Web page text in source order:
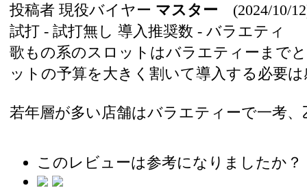
投稿者 現役バイヤー マスター (2024/10/
試打 - 試打無し 導入推奨数 - バラエティ
歌もの系のスロットはバラエティーまで
ットの予算を大きく割いて導入する必要
若年層が多い店舗はバラエティーで一考
このレビューは参考になりましたか？